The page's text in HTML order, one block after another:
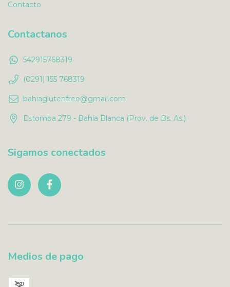
Contacto
Contactanos
542915768319
(0291) 155 768319
bahiaglutenfree@gmail.com
Estomba 279 - Bahía Blanca (Prov. de Bs. As.)
Sigamos conectados
Medios de pago